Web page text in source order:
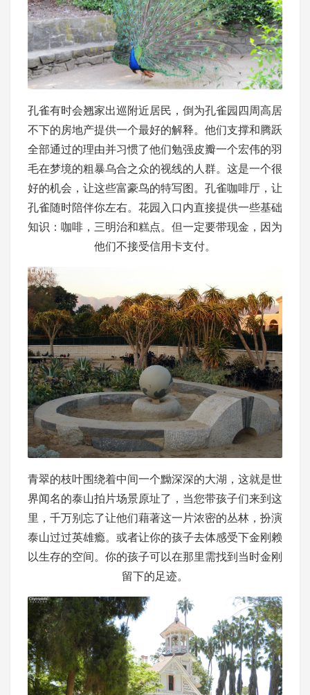
孔雀有时会翘家出巡附近居民，倒为孔雀园四周高居
不下的房地产提供一个最好的解释。他们支撑和腾跃
全部通过的理由并习惯了他们勉强皮瓣一个宏伟的羽
毛在梦境的粗暴乌合之众的视线的人群。这是一个很
好的机会，让这些富豪鸟的特写图。孔雀咖啡厅，让
孔雀随时陪伴你左右。花园入口内直接提供一些基础
知识：咖啡，三明治和糕点。但一定要带现金，因为
他们不接受信用卡支付。
青翠的枝叶围绕着中间一个黝深深的大湖，这就是世
界闻名的泰山拍片场景原址了，当您带孩子们来到这
里，千万别忘了让他们藉著这一片浓密的丛林，扮演
泰山过过英雄瘾。或者让你的孩子去体感受下金刚赖
以生存的空间。你的孩子可以在那里需找到当时金刚
留下的足迹。